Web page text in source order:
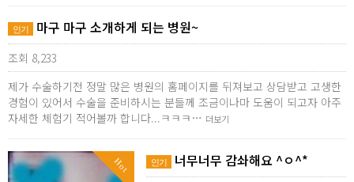
인기 마구 마구 소개하게 되는 병원~
조회 8,233
제가 수술하기전 정말 많은 병원의 홈페이지를 뒤져보고 상담받고 고생한
경험이 있어서 수술을 준비하시는 분들께 조금이나마 도움이 되고자 아주
자세한 체험기 적어볼까 합니다...ㅋㅋㅋ… 더보기
Hot 인기 너무너무 감솨해요 ^ㅇ^*